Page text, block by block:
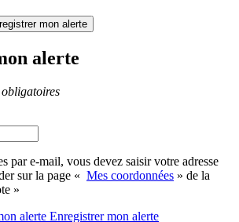
mon alerte
alerte
obligatoires
par e-mail, vous devez saisir votre adresse
sur la page « Mes coordonnées » de la
»
alerte Enregistrermon alerte